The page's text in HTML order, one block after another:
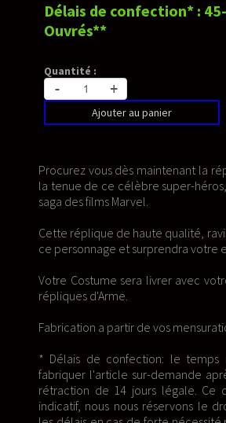
Délais de confection* :
Ouvrés**
Quantité :
- +
Ajouter au panier
Procurez vous dès maintenant la
la tenue de ce célèbre super-
saga des films Marvel.
Cette réplique de haute qualité,
ce personnage et surprendra votre
Votre Costume sera livrer avec
répliques d'Arme.
Fabrication a partir de vos
* Délais de confection: le temps
fabriquer l'article sur-demande
rétraction de 14 jours légale. Ce
indicatif, nous nous réservons le